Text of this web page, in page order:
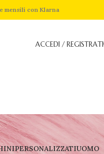
mensili con Klarna
ACCEDI / REGISTRATI
PERSONALIZZATIUOMO